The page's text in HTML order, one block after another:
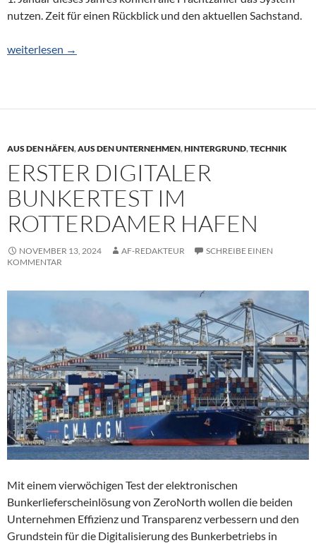
nutzen. Zeit für einen Rückblick und den aktuellen Sachstand.
Besserer Service für Bahnkunden in Antwerpen
weiterlesen →
AUS DEN HÄFEN,AUS DEN UNTERNEHMEN,HINTERGRUND,TECHNIK
ERSTER DIGITALER
BUNKERTEST IM
ROTTERDAMER HAFEN
NOVEMBER 13, 2024 AF-REDAKTEUR
SCHREIBE EINEN
KOMMENTAR
Mit einem vierwöchigen Test der elektronischen
Bunkerlieferscheinlösung von ZeroNorth wollen die beiden
Unternehmen Effizienz und Transparenz verbessern und den
Grundstein für die Digitalisierung des Bunkerbetriebs in